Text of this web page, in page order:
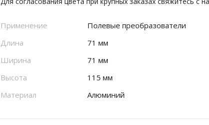
Применение
Полевые преобразователи
Длина
71 мм
Ширина
71 мм
Высота
115 мм
Материал
Алюминий